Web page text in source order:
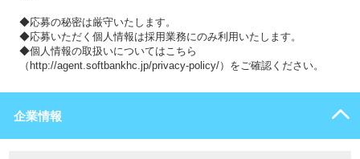
◆応募の秘密は厳守いたします。
◆応募いただく個人情報は採用業務にのみ利用いたします。
◆個人情報の取扱いについてはこちら
（http://agent.softbankhc.jp/privacy-policy/）をご確認ください。
企業情報